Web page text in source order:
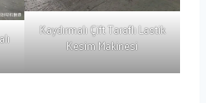
Kaydırmalı Çift Taraflı Lastik
Kesim Makinesi